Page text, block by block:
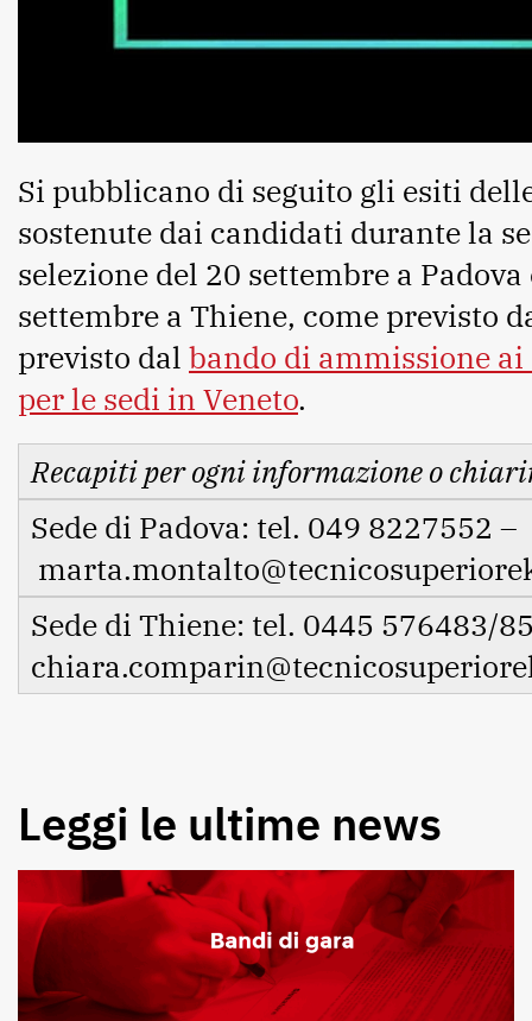
Si pubblicano di seguito gli esiti
sostenute dai candidati durante la
selezione del 20 settembre a Padova
settembre a Thiene, come previsto
previsto dal bando di ammissione
per le sedi in Veneto.
Recapiti per ogni informazione o
Sede di Padova: tel. 049 8227552 –
Sede di Thiene: tel. 0445 576483/
Leggi le ultime news